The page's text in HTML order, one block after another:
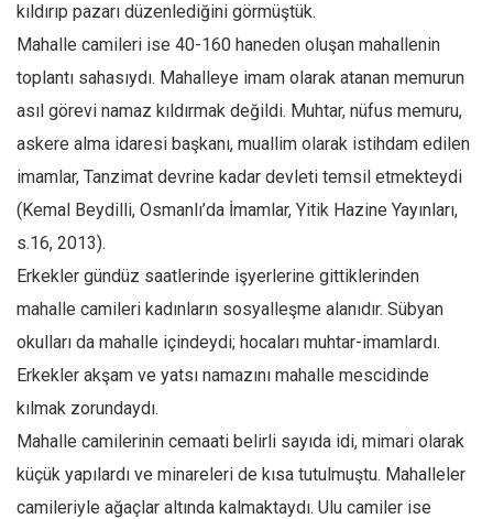
Sağlık
Türkiye
Siyaset
Dünya
Asya
Afrika
İslam Dünyası
Amerika
Düşünce
kıldırıp pazarı düzenlediğini görmüştük.
Mahalle camileri ise 40-160 haneden oluşan mahallenin
toplantı sahasıydı. Mahalleye imam olarak atanan memurun
asıl görevi namaz kıldırmak değildi. Muhtar, nüfus memuru,
askere alma idaresi başkanı, muallim olarak istihdam edilen
imamlar, Tanzimat devrine kadar devleti temsil etmekteydi
(Kemal Beydilli, Osmanlı’da İmamlar, Yitik Hazine Yayınları,
s.16, 2013).
Erkekler gündüz saatlerinde işyerlerine gittiklerinden
mahalle camileri kadınların sosyalleşme alanıdır. Sübyan
okulları da mahalle içindeydi; hocaları muhtar-imamlardı.
Erkekler akşam ve yatsı namazını mahalle mescidinde
kılmak zorundaydı.
Mahalle camilerinin cemaati belirli sayıda idi, mimari olarak
küçük yapılardı ve minareleri de kısa tutulmuştu. Mahalleler
camileriyle ağaçlar altında kalmaktaydı. Ulu camiler ise